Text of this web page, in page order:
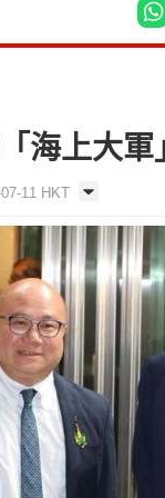
海上大軍
11 HKT